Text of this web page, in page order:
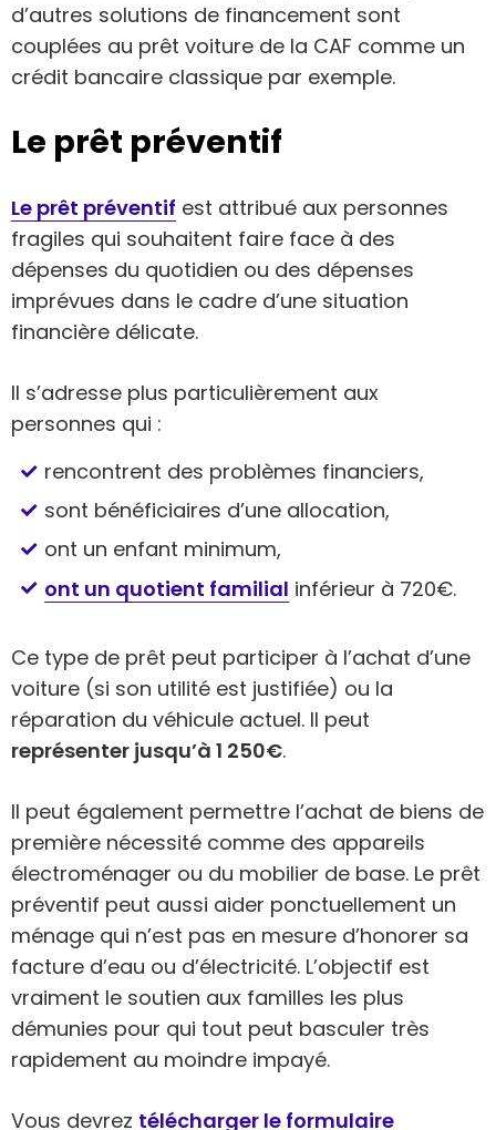
d’autres solutions de financement sont
couplées au prêt voiture de la CAF comme un
crédit bancaire classique par exemple.
Le prêt préventif
Le prêt préventif est attribué aux personnes
fragiles qui souhaitent faire face à des
dépenses du quotidien ou des dépenses
imprévues dans le cadre d’une situation
financière délicate.
Il s’adresse plus particulièrement aux
personnes qui :
rencontrent des problèmes financiers,
sont bénéficiaires d’une allocation,
ont un enfant minimum,
ont un quotient familial inférieur à 720€.
Ce type de prêt peut participer à l’achat d’une
voiture (si son utilité est justifiée) ou la
réparation du véhicule actuel. Il peut
représenter jusqu’à 1 250€.
Il peut également permettre l’achat de biens de
première nécessité comme des appareils
électroménager ou du mobilier de base. Le prêt
préventif peut aussi aider ponctuellement un
ménage qui n’est pas en mesure d’honorer sa
facture d’eau ou d’électricité. L’objectif est
vraiment le soutien aux familles les plus
démunies pour qui tout peut basculer très
rapidement au moindre impayé.
Vous devrez télécharger le formulaire